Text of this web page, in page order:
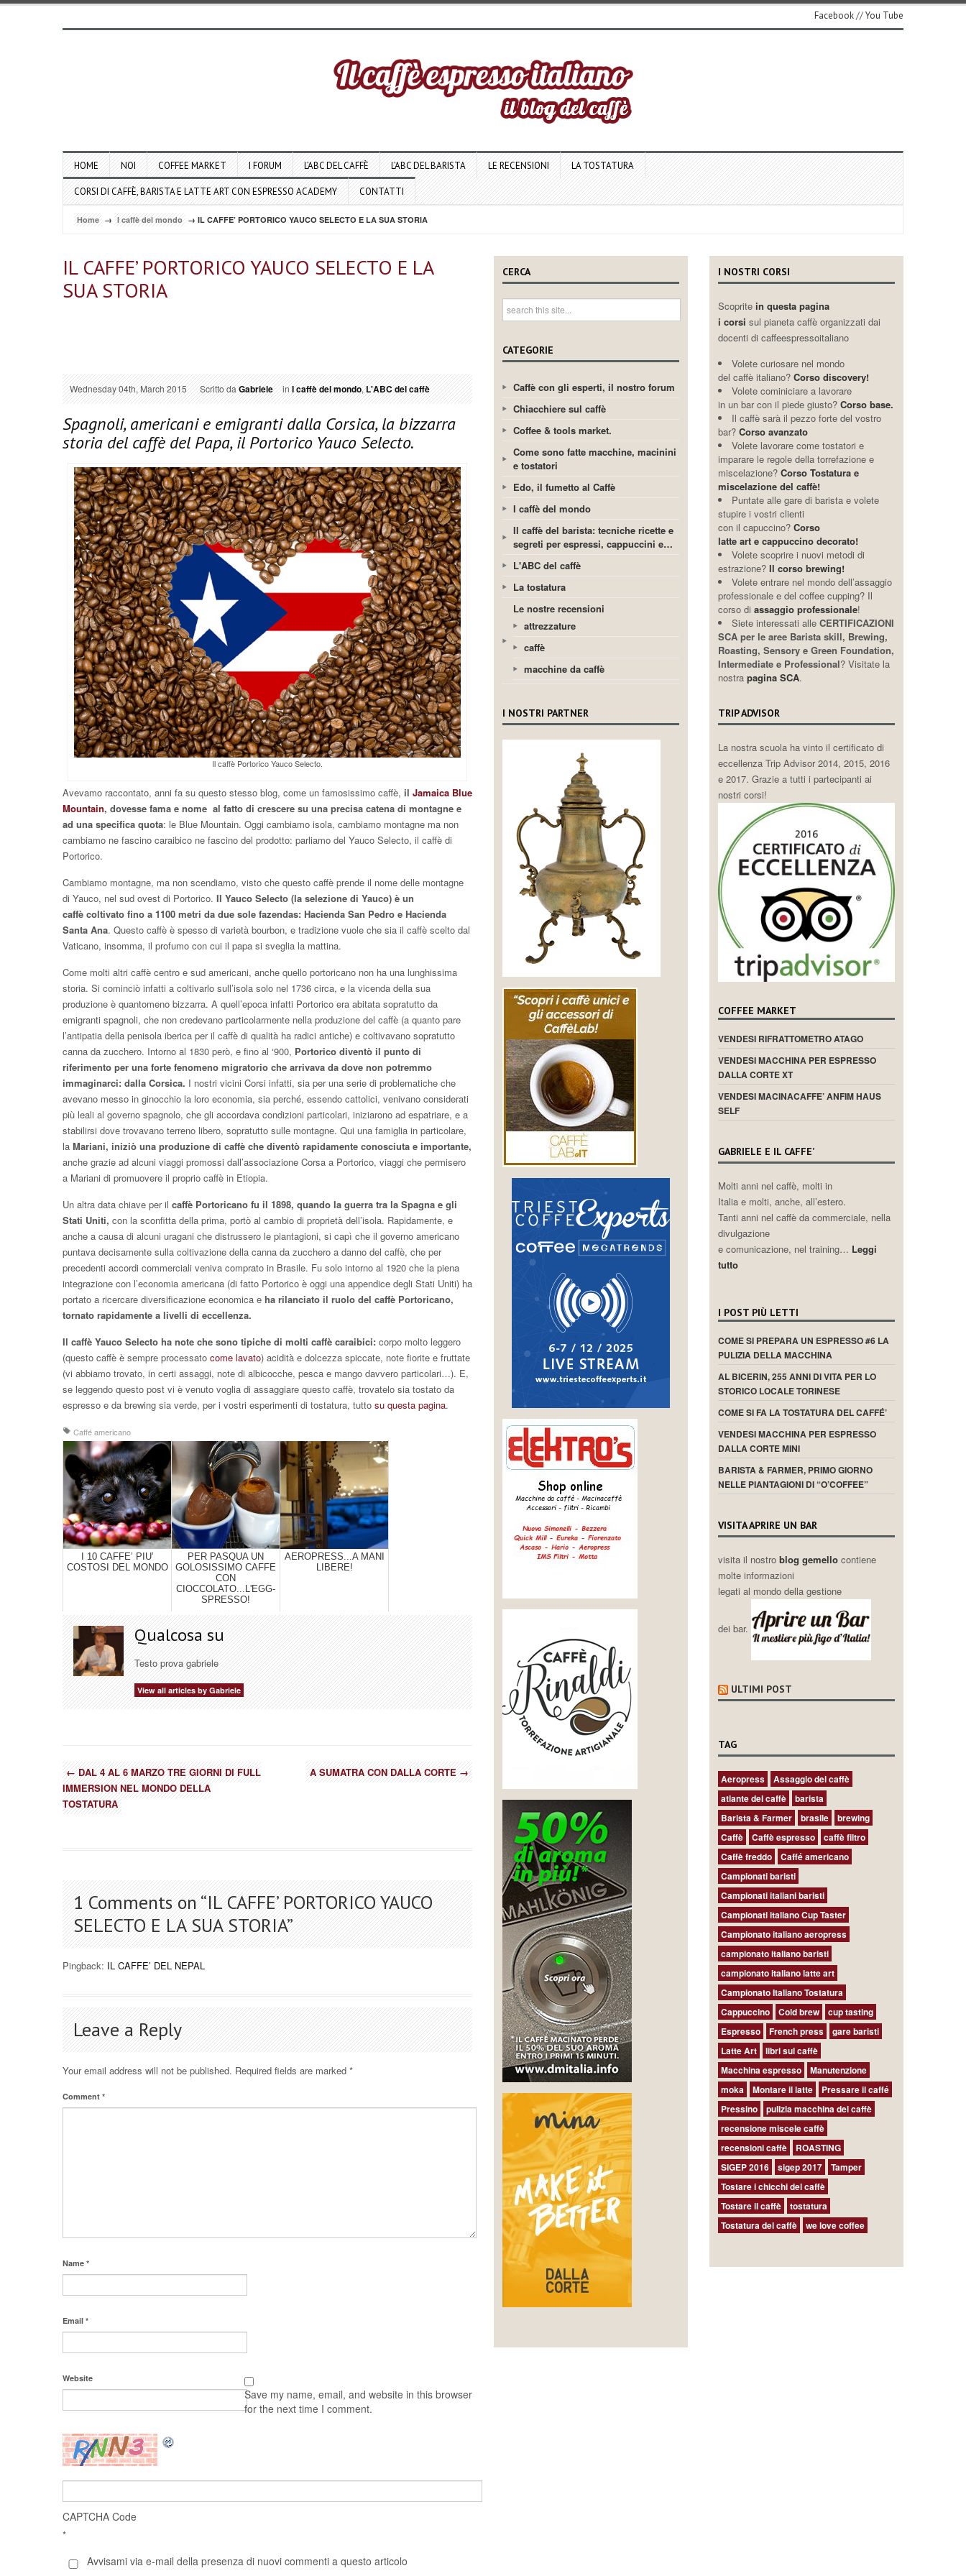
Facebook//You Tube
HOME NOI COFFEE MARKET I FORUM L’ABC DEL CAFFÈ L’ABC DEL BARISTA LE RECENSIONI LA TOSTATURA
CORSI DI CAFFÈ, BARISTA E LATTE ART CON ESPRESSO ACADEMY CONTATTI
Home → I caffè del mondo → IL CAFFE’ PORTORICO YAUCO SELECTO E LA SUA STORIA
IL CAFFE’ PORTORICO YAUCO SELECTO E LA
SUA STORIA
Wednesday 04th, March 2015 Scritto daGabriele inI caffè del mondo,L'ABC del caffè
Spagnoli, americani e emigranti dalla Corsica, la bizzarra
storia del caffè del Papa, il Portorico Yauco Selecto.
Il caffè Portorico Yauco Selecto.
Avevamo raccontato, anni fa su questo stesso blog, come un famosissimo caffè, il Jamaica Blue
Mountain, dovesse fama e nome al fatto di crescere su una precisa catena di montagne e
ad una specifica quota: le Blue Mountain. Oggi cambiamo isola, cambiamo montagne ma non
cambiamo ne fascino caraibico ne fascino del prodotto: parliamo del Yauco Selecto, il caffè di
Portorico.
Cambiamo montagne, ma non scendiamo, visto che questo caffè prende il nome delle montagne
di Yauco, nel sud ovest di Portorico. Il Yauco Selecto (la selezione di Yauco) è un
caffè coltivato fino a 1100 metri da due sole fazendas: Hacienda San Pedro e Hacienda
Santa Ana. Questo caffè è spesso di varietà bourbon, e tradizione vuole che sia il caffè scelto dal
Vaticano, insomma, il profumo con cui il papa si sveglia la mattina.
Come molti altri caffè centro e sud americani, anche quello portoricano non ha una lunghissima
storia. Si cominciò infatti a coltivarlo sull’isola solo nel 1736 circa, e la vicenda della sua
produzione è quantomeno bizzarra. A quell’epoca infatti Portorico era abitata sopratutto da
emigranti spagnoli, che non credevano particolarmente nella produzione del caffè (a quanto pare
l’antipatia della penisola iberica per il caffè di qualità ha radici antiche) e coltivavano sopratutto
canna da zucchero. Intorno al 1830 però, e fino al ‘900, Portorico diventò il punto di
riferimento per una forte fenomeno migratorio che arrivava da dove non potremmo
immaginarci: dalla Corsica. I nostri vicini Corsi infatti, sia per una serie di problematiche che
avevano messo in ginocchio la loro economia, sia perché, essendo cattolici, venivano considerati
più leali al governo spagnolo, che gli accordava condizioni particolari, iniziarono ad espatriare, e a
stabilirsi dove trovavano terreno libero, sopratutto sulle montagne. Qui una famiglia in particolare,
la Mariani, iniziò una produzione di caffè che diventò rapidamente conosciuta e importante,
anche grazie ad alcuni viaggi promossi dall’associazione Corsa a Portorico, viaggi che permisero
a Mariani di promuovere il proprio caffè in Etiopia.
Un altra data chiave per il caffè Portoricano fu il 1898, quando la guerra tra la Spagna e gli
Stati Uniti, con la sconfitta della prima, portò al cambio di proprietà dell’isola. Rapidamente, e
anche a causa di alcuni uragani che distrussero le piantagioni, si capì che il governo americano
puntava decisamente sulla coltivazione della canna da zucchero a danno del caffè, che per
precedenti accordi commerciali veniva comprato in Brasile. Fu solo intorno al 1920 che la piena
integrazione con l’economia americana (di fatto Portorico è oggi una appendice degli Stati Uniti) ha
portato a ricercare diversificazione economica e ha rilanciato il ruolo del caffè Portoricano,
tornato rapidamente a livelli di eccellenza.
Il caffè Yauco Selecto ha note che sono tipiche di molti caffè caraibici: corpo molto leggero
(questo caffè è sempre processato come lavato) acidità e dolcezza spiccate, note fiorite e fruttate
(vi abbiamo trovato, in certi assaggi, note di albicocche, pesca e mango davvero particolari…). E,
se leggendo questo post vi è venuto voglia di assaggiare questo caffè, trovatelo sia tostato da
espresso e da brewing sia verde, per i vostri esperimenti di tostatura, tutto su questa pagina.
Caffé americano
I 10 CAFFE’ PIU’
COSTOSI DEL MONDO
PER PASQUA UN
GOLOSISSIMO CAFFE
CON
CIOCCOLATO...L'EGG-
SPRESSO!
AEROPRESS...A MANI
LIBERE!
Qualcosa su
Testo prova gabriele
View all articles by Gabriele
←DAL 4 AL 6 MARZO TRE GIORNI DI FULL
IMMERSION NEL MONDO DELLA
TOSTATURA
A SUMATRA CON DALLA CORTE→
1 Comments on “IL CAFFE’ PORTORICO YAUCO
SELECTO E LA SUA STORIA”
Pingback: IL CAFFE’ DEL NEPAL
Leave a Reply
Your email address will not be published. Required fields are marked *
Comment *
Name *
Email *
Website
Save my name, email, and website in this browser
for the next time I comment.
CAPTCHA Code
*
Avvisami via e-mail della presenza di nuovi commenti a questo articolo
CERCA
CATEGORIE
Caffè con gli esperti, il nostro forum
Chiacchiere sul caffè
Coffee & tools market.
Come sono fatte macchine, macinini
e tostatori
Edo, il fumetto al Caffè
I caffè del mondo
Il caffè del barista: tecniche ricette e
segreti per espressi, cappuccini e…
L'ABC del caffè
La tostatura
Le nostre recensioni
attrezzature
caffè
macchine da caffè
I NOSTRI PARTNER
I NOSTRI CORSI
Scoprite in questa pagina
i corsi sul pianeta caffè organizzati dai
docenti di caffeespressoitaliano
Volete curiosare nel mondo
del caffè italiano?Corso discovery!
Volete cominiciare a lavorare
in un bar con il piede giusto? Corso base.
Il caffè sarà il pezzo forte del vostro
bar? Corso avanzato
Volete lavorare come tostatori e
imparare le regole della torrefazione e
miscelazione? Corso Tostatura e
miscelazione del caffè!
Puntate alle gare di barista e volete
stupire i vostri clienti
con il capuccino? Corso
latte art e cappuccino decorato!
Volete scoprire i nuovi metodi di
estrazione? Il corso brewing!
Volete entrare nel mondo dell’assaggio
professionale e del coffee cupping? Il
corso di assaggio professionale!
Siete interessati alle CERTIFICAZIONI
SCA per le aree Barista skill, Brewing,
Roasting, Sensory e Green Foundation,
Intermediate e Professional? Visitate la
nostra pagina SCA.
TRIP ADVISOR
La nostra scuola ha vinto il certificato di
eccellenza Trip Advisor 2014, 2015, 2016
e 2017. Grazie a tutti i partecipanti ai
nostri corsi!
COFFEE MARKET
VENDESI RIFRATTOMETRO ATAGO
VENDESI MACCHINA PER ESPRESSO
DALLA CORTE XT
VENDESI MACINACAFFE’ ANFIM HAUS
SELF
GABRIELE E IL CAFFE’
Molti anni nel caffè, molti in
Italia e molti, anche, all’estero.
Tanti anni nel caffè da commerciale, nella
divulgazione
e comunicazione, nel training… Leggi
tutto
I POST PIÙ LETTI
COME SI PREPARA UN ESPRESSO #6 LA
PULIZIA DELLA MACCHINA
AL BICERIN, 255 ANNI DI VITA PER LO
STORICO LOCALE TORINESE
COME SI FA LA TOSTATURA DEL CAFFÉ’
VENDESI MACCHINA PER ESPRESSO
DALLA CORTE MINI
BARISTA & FARMER, PRIMO GIORNO
NELLE PIANTAGIONI DI “O’COFFEE”
VISITA APRIRE UN BAR
visita il nostro blog gemello contiene
molte informazioni
legati al mondo della gestione
dei bar.
ULTIMI POST
TAG
Aeropress
Assaggio del caffè
atlante del caffè
barista
Barista & Farmer
brasile
brewing
Caffè
Caffè espresso
caffè filtro
Caffè freddo
Caffé americano
Campionati baristi
Campionati italiani baristi
Campionati italiano Cup Taster
Campionato italiano aeropress
campionato italiano baristi
campionato italiano latte art
Campionato Italiano Tostatura
Cappuccino
Cold brew
cup tasting
Espresso
French press
gare baristi
Latte Art
libri sul caffè
Macchina espresso
Manutenzione
moka
Montare il latte
Pressare il caffé
Pressino
pulizia macchina del caffè
recensione miscele caffè
recensioni caffè
ROASTING
SIGEP 2016
sigep 2017
Tamper
Tostare i chicchi del caffè
Tostare il caffè
tostatura
Tostatura del caffè
we love coffee